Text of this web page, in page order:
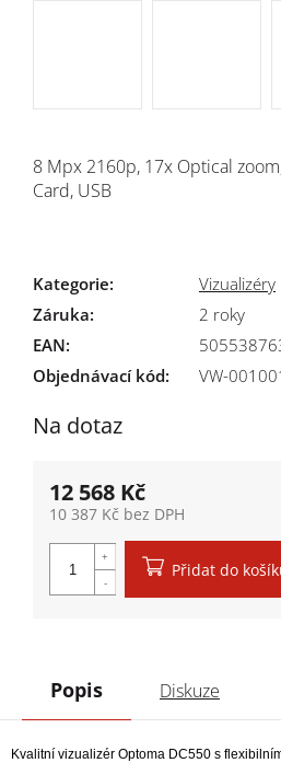
Na dotaz
8 Mpx 2160p, 17x Optical
Card, USB
Kategorie:
Vizualizéry
Záruka:
2 roky
EAN:
Objednávací kód:
VW-
12 568 Kč
10 387 Kč bez DPH
Přidat do
Popis Diskuze
Kvalitní vizualizér Optoma DC550 s